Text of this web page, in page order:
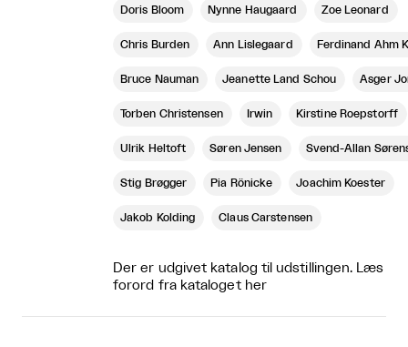
Doris Bloom Nynne Haugaard Zoe Leonard
Chris Burden Ann Lislegaard Ferdinand Ahm
Bruce Nauman Jeanette Land Schou Asger
Torben Christensen Irwin Kirstine Roepstorff
Ulrik Heltoft Søren Jensen Svend-Allan
Stig Brøgger Pia Rönicke Joachim Koester
Jakob Kolding Claus Carstensen
Der er udgivet katalog til udstillingen. Læs
forord fra kataloget her